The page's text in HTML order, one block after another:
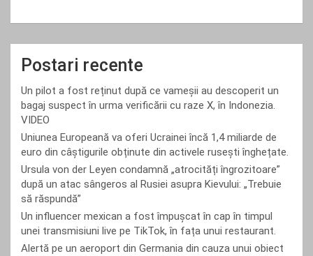
Postari recente
Un pilot a fost reținut după ce vameșii au descoperit un
bagaj suspect în urma verificării cu raze X, în Indonezia.
VIDEO
Uniunea Europeană va oferi Ucrainei încă 1,4 miliarde de
euro din câștigurile obținute din activele rusești înghețate.
Ursula von der Leyen condamnă „atrocități îngrozitoare”
după un atac sângeros al Rusiei asupra Kievului: „Trebuie
să răspundă”
Un influencer mexican a fost împușcat în cap în timpul
unei transmisiuni live pe TikTok, în fața unui restaurant.
Alertă pe un aeroport din Germania din cauza unui obiect